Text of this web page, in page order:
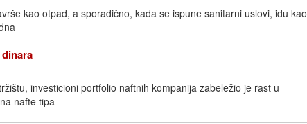
kao otpad, a sporadično, kada se ispune sanitarni uslovi, idu kao
investicioni portfolio naftnih kompanija zabeležio je rast u
nafte tipa